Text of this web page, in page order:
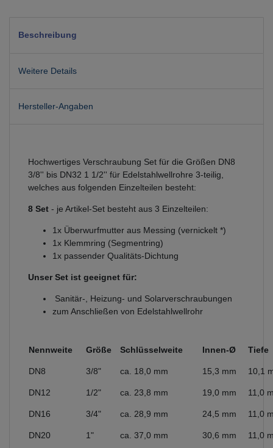
Beschreibung
Weitere Details
Hersteller-Angaben
Hochwertiges Verschraubung Set für die Größen DN8
3/8'' bis DN32 1 1/2'' für Edelstahlwellrohre 3-teilig,
welches aus folgenden Einzelteilen besteht:
8 Set - je Artikel-Set besteht aus 3 Einzelteilen:
1x Überwurfmutter aus Messing (vernickelt *)
1x Klemmring (Segmentring)
1x passender Qualitäts-Dichtung
Unser Set ist geeignet für:
Sanitär-, Heizung- und Solarverschraubungen
zum Anschließen von Edelstahlwellrohr
Nennweite Größe Schlüsselweite Innen-Ø Tiefe
DN8 3/8" ca. 18,0 mm 15,3 mm 10,1
DN12 1/2" ca. 23,8 mm 19,0 mm 11,0
DN16 3/4" ca. 28,9 mm 24,5 mm 11,0
DN20 1" ca. 37,0 mm 30,6 mm 11,0